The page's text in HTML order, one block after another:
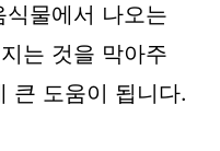
물에서 나오는
는 것을 막아주
큰 도움이 됩니다.